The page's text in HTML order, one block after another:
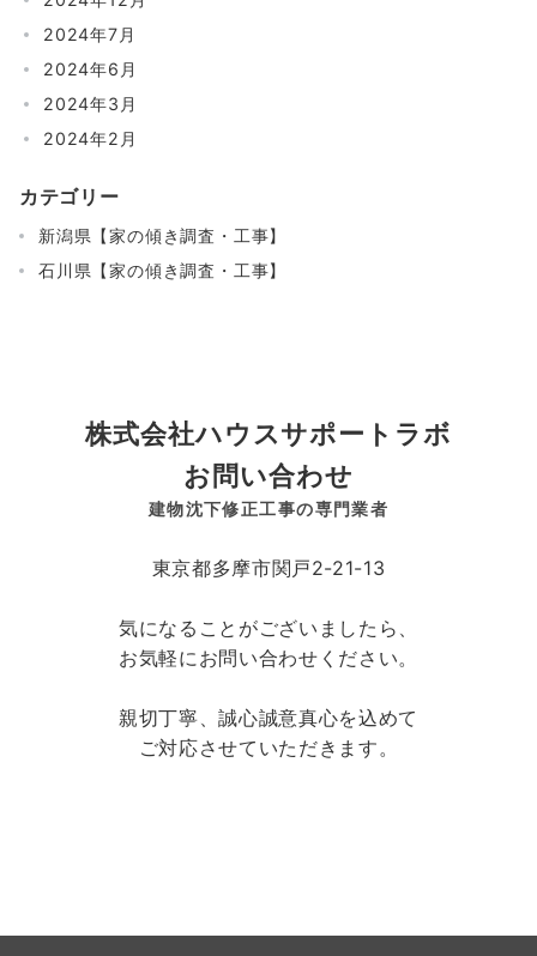
2024年7月
2024年6月
2024年3月
2024年2月
カテゴリー
新潟県【家の傾き調査・工事】
石川県【家の傾き調査・工事】
株式会社ハウスサポートラボ
お問い合わせ
建物沈下修正工事の専門業者
東京都多摩市関戸2-21-13
気になることがございましたら、
お気軽にお問い合わせください。
親切丁寧、誠心誠意真心を込めて
ご対応させていただきます。